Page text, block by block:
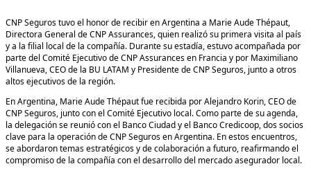
CNP Seguros tuvo el honor de recibir en Argentina a Marie Aude Thépaut,
Directora General de CNP Assurances, quien realizó su primera visita al país
y a la filial local de la compañía. Durante su estadía, estuvo acompañada por
parte del Comité Ejecutivo de CNP Assurances en Francia y por Maximiliano
Villanueva, CEO de la BU LATAM y Presidente de CNP Seguros, junto a otros
altos ejecutivos de la región.
En Argentina, Marie Aude Thépaut fue recibida por Alejandro Korin, CEO de
CNP Seguros, junto con el Comité Ejecutivo local. Como parte de su agenda,
la delegación se reunió con el Banco Ciudad y el Banco Credicoop, dos socios
clave para la operación de CNP Seguros en Argentina. En estos encuentros,
se abordaron temas estratégicos y de colaboración a futuro, reafirmando el
compromiso de la compañía con el desarrollo del mercado asegurador local.